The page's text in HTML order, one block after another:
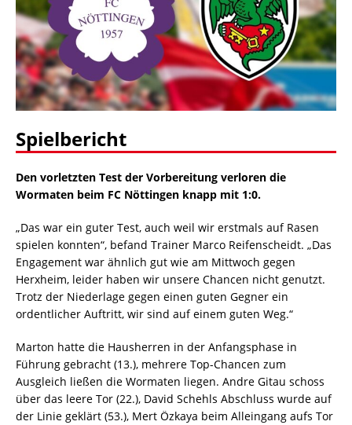
Spielbericht
Den vorletzten Test der Vorbereitung verloren die
Wormaten beim FC Nöttingen knapp mit 1:0.
„Das war ein guter Test, auch weil wir erstmals auf Rasen
spielen konnten“, befand Trainer Marco Reifenscheidt. „Das
Engagement war ähnlich gut wie am Mittwoch gegen
Herxheim, leider haben wir unsere Chancen nicht genutzt.
Trotz der Niederlage gegen einen guten Gegner ein
ordentlicher Auftritt, wir sind auf einem guten Weg.“
Marton hatte die Hausherren in der Anfangsphase in
Führung gebracht (13.), mehrere Top-Chancen zum
Ausgleich ließen die Wormaten liegen. Andre Gitau schoss
über das leere Tor (22.), David Schehls Abschluss wurde auf
der Linie geklärt (53.), Mert Özkaya beim Alleingang aufs Tor